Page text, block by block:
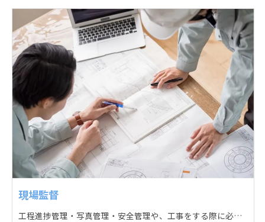
現場監督
工程進捗管理・写真管理・安全管理や、工事をする際に必要な各種書類作成・届出 (申請) などの現場管理業務をお任せします。遅れている箇所のサポートに入るなど、臨機応変な対応が必要になります。